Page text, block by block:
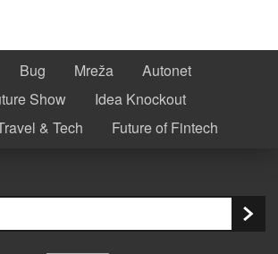
Bug Mreža
Autonet
Show
Idea Knockout
& Tech
Future of Fintech